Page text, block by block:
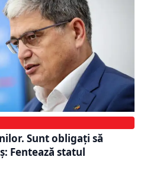
Sunt obligați să
Fentează statul